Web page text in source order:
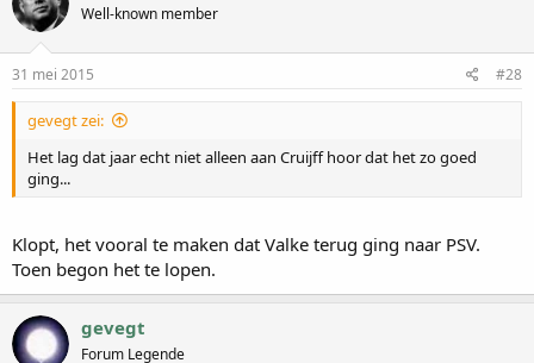
Well-known member
31 mei 2015 #28
gevegt zei:
Het lag dat jaar echt niet alleen aan Cruijff hoor dat het zo goed
ging...
Klopt, het vooral te maken dat Valke terug ging naar PSV.
Toen begon het te lopen.
gevegt
Forum Legende